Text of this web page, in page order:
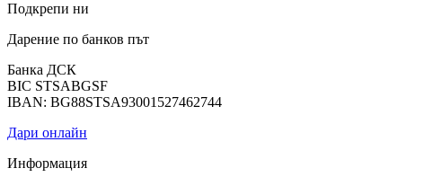
Подкрепи ни
Дарение по банков път
Банка ДСК
BIC STSABGSF
IBAN: BG88STSA93001527462744
Дари онлайн
Информация